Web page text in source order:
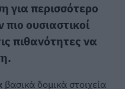
για περισσότερο
ουσιαστικοί
πιθανότητες να
βασικά δομικά στοιχεία